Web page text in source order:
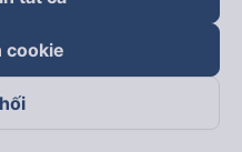
cookie